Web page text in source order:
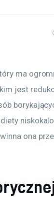
ma
jest
ona